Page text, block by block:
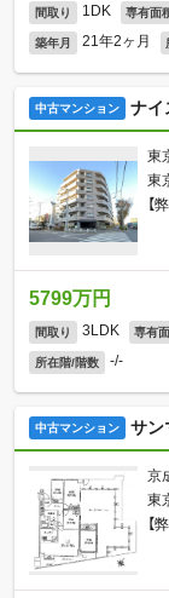
間取り 1DK 専有面
築年月 21年2ヶ月
中古マンション ナイ
東
東
【
5799万円
間取り 3LDK 専有
所在階/階数 -/-
中古マンション サン
京
東
【